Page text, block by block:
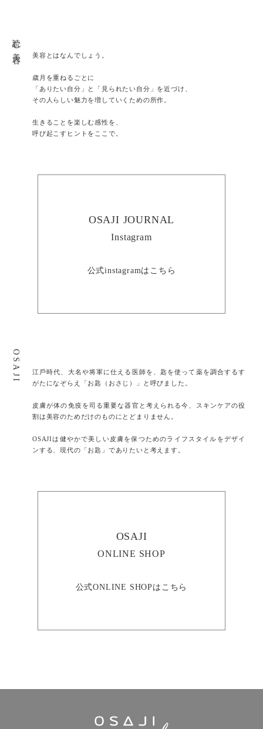
読む美容
美容とはなんでしょう。
歳月を重ねるごとに
「ありたい自分」と「見られたい自分」を近づけ、
その人らしい魅力を増していくための所作。
生きることを楽しむ感性を、
呼び起こすヒントをここで。
OSAJI JOURNAL
Instagram
公式instagramはこちら
OSAJI
江⼾時代、⼤名や将軍に仕える医師を、匙を使って薬を調合するす
がたになぞらえ「お匙（おさじ）」と呼びました。
⽪膚が体の免疫を司る重要な器官と考えられる今、スキンケアの役
割は美容のためだけのものにとどまりません。
OSAJIは健やかで美しい皮膚を保つためのライフスタイルをデザイ
ンする、現代の「お匙」でありたいと考えます。
OSAJI
ONLINE SHOP
公式ONLINE SHOPはこちら